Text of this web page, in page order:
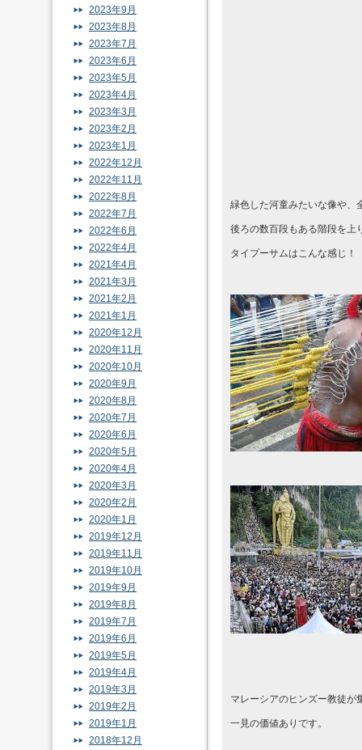
緑色した河童みたいな像や、
後ろの数百段もある階段を上
タイプーサムはこんな感じ！
マレーシアのヒンズー教徒が
一見の価値ありです。
2023年9月
2023年8月
2023年7月
2023年6月
2023年5月
2023年4月
2023年3月
2023年2月
2023年1月
2022年12月
2022年11月
2022年8月
2022年7月
2022年6月
2022年4月
2021年4月
2021年3月
2021年2月
2021年1月
2020年12月
2020年11月
2020年10月
2020年9月
2020年8月
2020年7月
2020年6月
2020年5月
2020年4月
2020年3月
2020年2月
2020年1月
2019年12月
2019年11月
2019年10月
2019年9月
2019年8月
2019年7月
2019年6月
2019年5月
2019年4月
2019年3月
2019年2月
2019年1月
2018年12月